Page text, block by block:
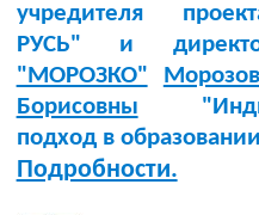
учредителя
РУСЬ" и
"МОРОЗКО"
Борисовны
подход в
Подробности.